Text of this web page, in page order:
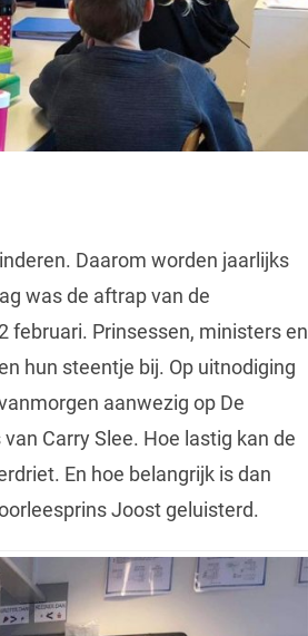
Daarom worden jaarlijks
was de aftrap van de
februari. Prinsessen, ministers en
hun steentje bij. Op uitnodiging
aanwezig op De
Carry Slee. Hoe lastig kan de
En hoe belangrijk is dan
Joost geluisterd.